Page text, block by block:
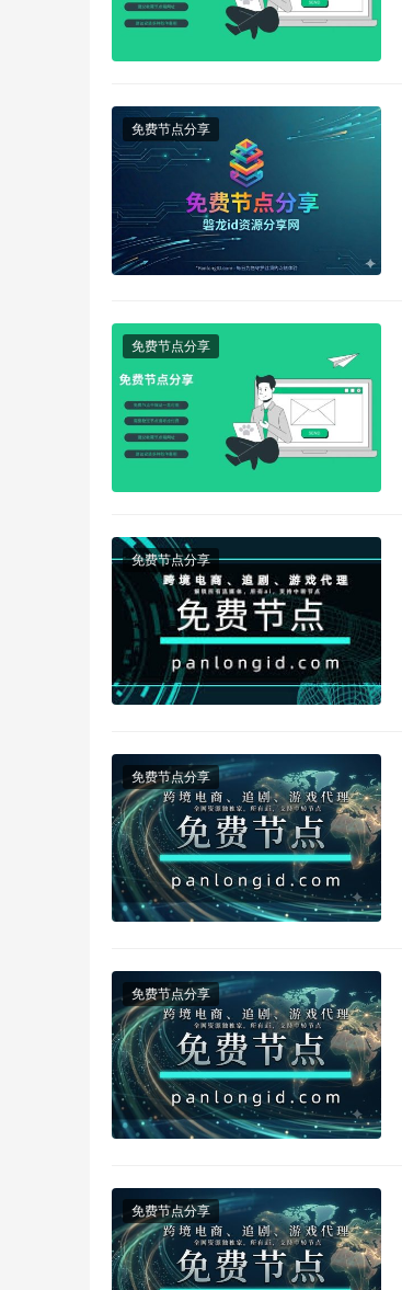
免费节点分享
免费节点分享
免费节点分享
免费节点分享
免费节点分享
免费节点分享